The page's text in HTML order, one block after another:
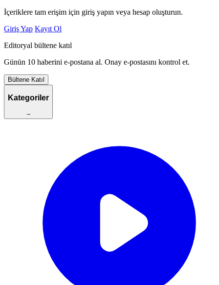
İçeriklere tam erişim için giriş yapın veya hesap oluşturun.
Giriş Yap Kayıt Ol
Editoryal bültene katıl
Günün 10 haberini e-postana al. Onay e-postasını kontrol et.
Bültene Katıl
Kategoriler
–